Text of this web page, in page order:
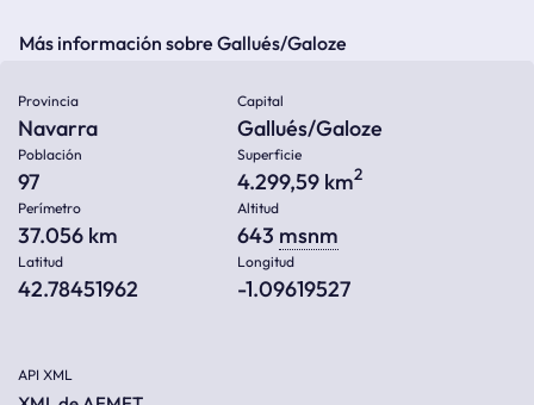
Más información sobre Gallués/Galoze
Provincia
Navarra
Capital
Gallués/Galoze
Población
97
Superficie
4.299,59 km2
Perímetro
37.056 km
Altitud
643 msnm
Latitud
42.78451962
Longitud
-1.09619527
API XML